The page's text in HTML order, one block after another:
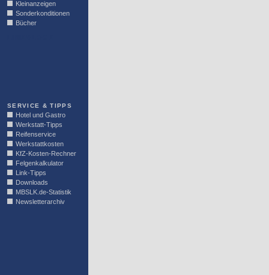
Kleinanzeigen
Sonderkonditionen
Bücher
SERVICE & TIPPS
Hotel und Gastro
Werkstatt-Tipps
Reifenservice
Werkstattkosten
KfZ-Kosten-Rechner
Felgenkalkulator
Link-Tipps
Downloads
MBSLK.de-Statistik
Newsletterarchiv